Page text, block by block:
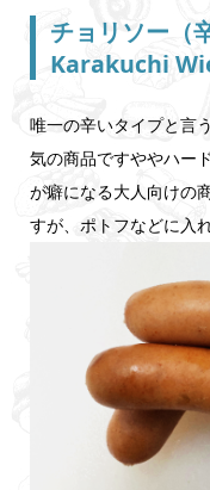
チョリソー（
Karakuchi
唯一の辛いタイプと言
気の商品ですややハー
が癖になる大人向けの
すが、ポトフなどに入